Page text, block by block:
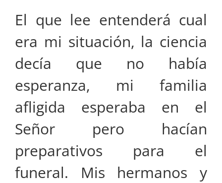
El que lee entenderá cual
era mi situación, la ciencia
decía que no había
esperanza, mi familia
afligida esperaba en el
Señor pero hacían
preparativos para el
funeral. Mis hermanos y